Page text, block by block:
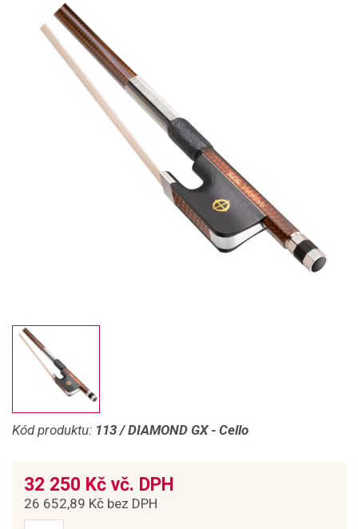
Kód produktu: 113 / DIAMOND GX - Cello
32 250 Kč vč. DPH
26 652,89 Kč bez DPH